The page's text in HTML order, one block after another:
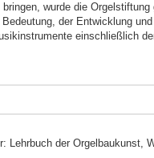
wurde die
der Entwicklung
einschließlich
Lehrbuch der Orgelbaukunst,